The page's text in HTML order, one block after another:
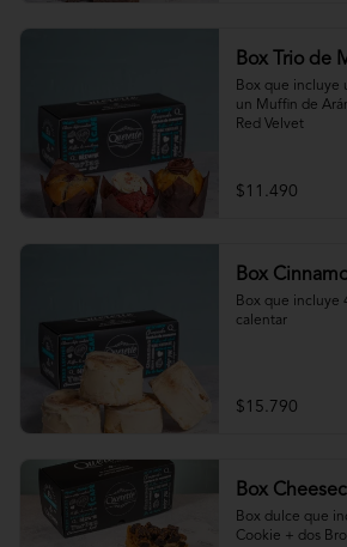
Box Trio de
Box que incluye
un Muffin de
Red Velvet
$11.490
Box
Box que incluye
calentar
$15.790
Box
Box dulce que
Cookie + dos